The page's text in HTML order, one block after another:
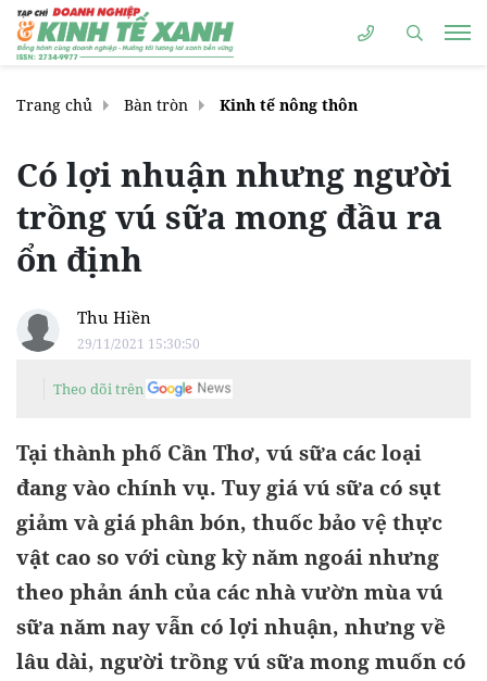
Trang chủ Bàn tròn Kinh tế nông thôn
Có lợi nhuận nhưng người
trồng vú sữa mong đầu ra
ổn định
Thu Hiền
29/11/2021 15:30:50
Theo dõi trên
Tại thành phố Cần Thơ, vú sữa các loại
đang vào chính vụ. Tuy giá vú sữa có sụt
giảm và giá phân bón, thuốc bảo vệ thực
vật cao so với cùng kỳ năm ngoái nhưng
theo phản ánh của các nhà vườn mùa vú
sữa năm nay vẫn có lợi nhuận, nhưng về
lâu dài, người trồng vú sữa mong muốn có